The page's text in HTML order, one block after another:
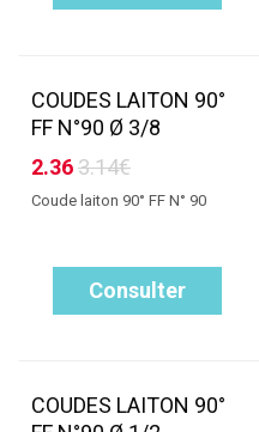
COUDES LAITON 90°
FF N°90 Ø 3/8
2.363.14€
Coude laiton 90° FF N° 90
Consulter
COUDES LAITON 90°